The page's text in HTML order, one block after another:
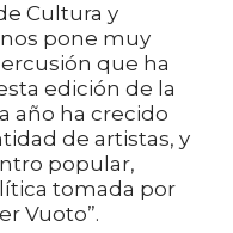
Cultura y
pone muy
que ha
edición de la
año ha crecido
de artistas, y
popular,
tomada por
Vuoto”.